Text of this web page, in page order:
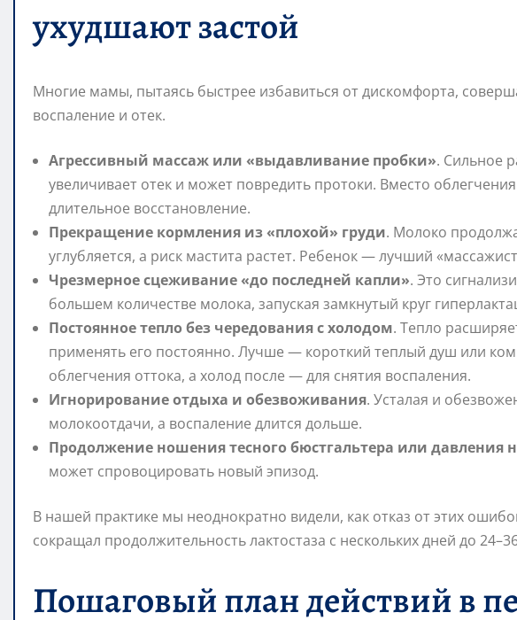
ухудшают застой
Многие мамы, пытаясь быстрее избавиться от дискомфорта,
воспаление и отек.
Агрессивный массаж или «выдавливание пробки». Сильное
увеличивает отек и может повредить протоки. Вместо
длительное восстановление.
Прекращение кормления из «плохой» груди. Молоко
углубляется, а риск мастита растет. Ребенок — лучший
Чрезмерное сцеживание «до последней капли». Это
большем количестве молока, запуская замкнутый круг
Постоянное тепло без чередования с холодом. Тепло
применять его постоянно. Лучше — короткий теплый душ или
облегчения оттока, а холод после — для снятия воспаления.
Игнорирование отдыха и обезвоживания. Усталая и
молокоотдачи, а воспаление длится дольше.
Продолжение ношения тесного бюстгальтера или давления
может спровоцировать новый эпизод.
В нашей практике мы неоднократно видели, как отказ от этих
сокращал продолжительность лактостаза с нескольких дней до
Пошаговый план действий в